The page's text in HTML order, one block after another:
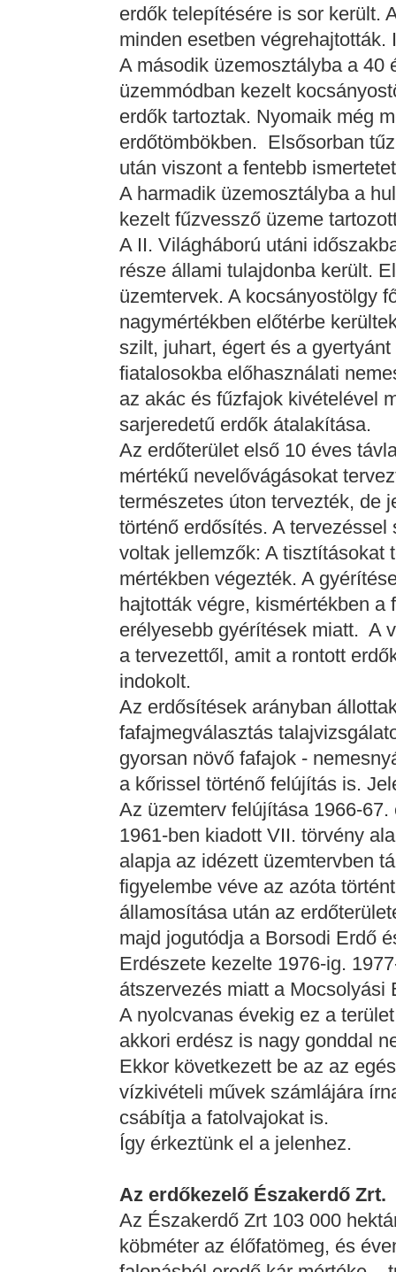
erdők telepítésére is sor került.
minden esetben
A második üzemosztályba a 40
üzemmódban kezelt
erdők tartoztak. Nyomaik még
erdőtömbökben. Elsősorban
után viszont a fentebb
A harmadik üzemosztályba a
kezelt fűzvessző üzeme
A II. Világháború utáni
része állami tulajdonba került.
üzemtervek. A kocsányostölgy
nagymértékben előtérbe
szilt, juhart, égert és a
fiatalosokba előhasználati
az akác és fűzfajok kivételével
sarjeredetű erdők átalakítása.
Az erdőterület első 10 éves
mértékű nevelővágásokat
természetes úton tervezték, de
történő erdősítés. A
voltak jellemzők: A tisztításokat
mértékben végezték. A
hajtották végre, kismértékben
erélyesebb gyérítések miatt. A
a tervezettől, amit a rontott
indokolt.
Az erdősítések arányban
fafajmegválasztás
gyorsan növő fafajok -
a kőrissel történő felújítás is.
Az üzemterv felújítása 1966-
1961-ben kiadott VII. törvény
alapja az idézett üzemtervben
figyelembe véve az azóta
államosítása után az
majd jogutódja a Borsodi Erdő
Erdészete kezelte 1976-ig.
átszervezés miatt a Mocsolyási
A nyolcvanas évekig ez a
akkori erdész is nagy gonddal
Ekkor következett be az az
vízkivételi művek számlájára
csábítja a fatolvajokat is.
Így érkeztünk el a jelenhez.
Az erdőkezelő Északerdő Zrt.
Az Északerdő Zrt 103 000
köbméter az élőfatömeg, és